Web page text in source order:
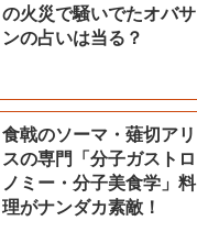
の火災で騒いでたオバサ
ンの占いは当る？
食戟のソーマ・薙切アリ
スの専門「分子ガストロ
ノミー・分子美食学」料
理がナンダカ素敵！